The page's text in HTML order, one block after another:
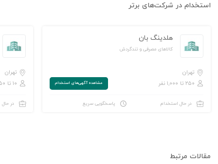
استخدام در شرکت‌های برتر
هلدینگ بان
کالاهای مصرفی و تندگردش
تهران
۲۵۰ تا ۱,۰۰۰ نفر
مشاهده‌ آگهی‌های استخدام
در حال استخدام پاسخگویی سریع
تهران
۱۰ تا ۵۰ نفر
در
مقالات مرتبط